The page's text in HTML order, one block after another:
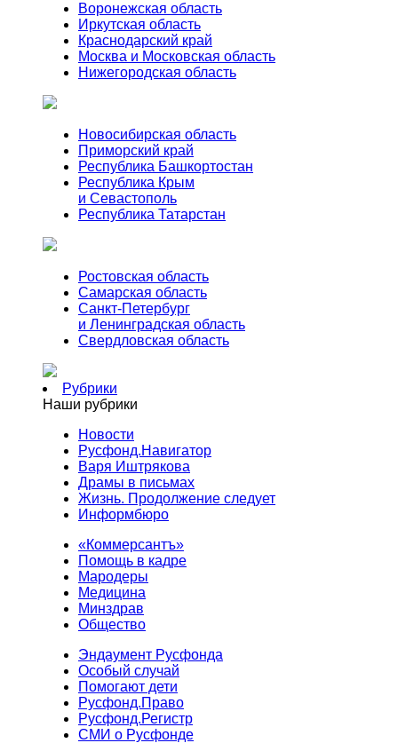
Воронежская область
Иркутская область
Краснодарский край
Москва и Московская область
Нижегородская область
Новосибирская область
Приморский край
Республика Башкортостан
Республика Крым
и Севастополь
Республика Татарстан
Ростовская область
Самарская область
Санкт-Петербург
и Ленинградская область
Свердловская область
Рубрики
Наши рубрики
Новости
Русфонд.Навигатор
Варя Иштрякова
Драмы в письмах
Жизнь. Продолжение следует
Информбюро
«Коммерсантъ»
Помощь в кадре
Мародеры
Медицина
Минздрав
Общество
Эндаумент Русфонда
Особый случай
Помогают дети
Русфонд.Право
Русфонд.Регистр
СМИ о Русфонде